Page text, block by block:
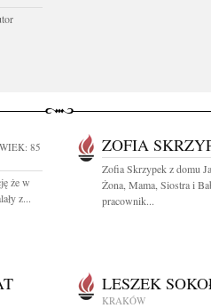
WIEK: 85
że w
z...
ZOFIA
Zofia Skrzypek z domu
Żona, Mama, Siostra i
pracownik...
LESZEK
KRAKÓW